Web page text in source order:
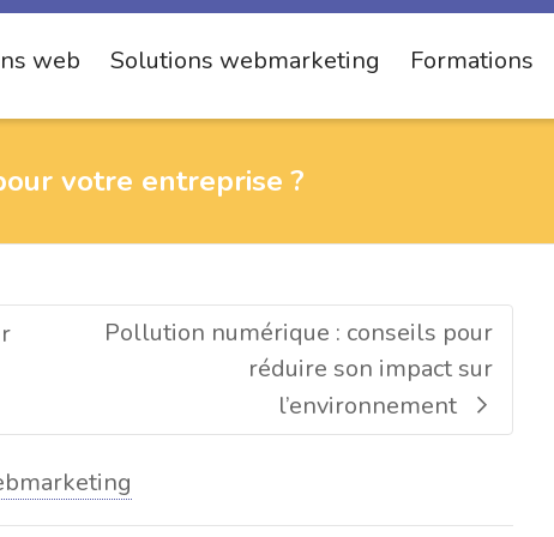
web Solutions webmarketing Formations
votre entreprise ?
Pollution numérique : conseils pour
réduire son impact sur
l’environnement